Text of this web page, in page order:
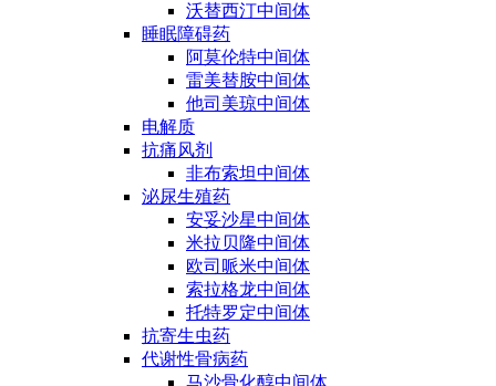
沃替西汀中间体
睡眠障碍药
阿莫伦特中间体
雷美替胺中间体
他司美琼中间体
电解质
抗痛风剂
非布索坦中间体
泌尿生殖药
安妥沙星中间体
米拉贝隆中间体
欧司哌米中间体
索拉格龙中间体
托特罗定中间体
抗寄生虫药
代谢性骨病药